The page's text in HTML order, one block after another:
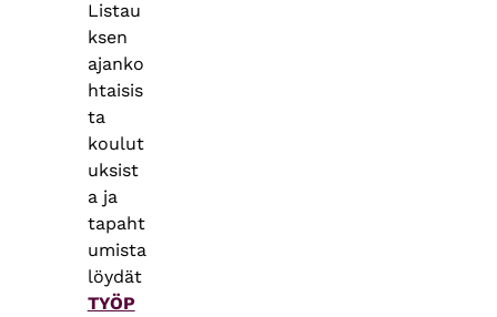
Listau
ksen
ajanko
htaisis
ta
koulut
uksist
a ja
tapaht
umista
löydät
TYÖP